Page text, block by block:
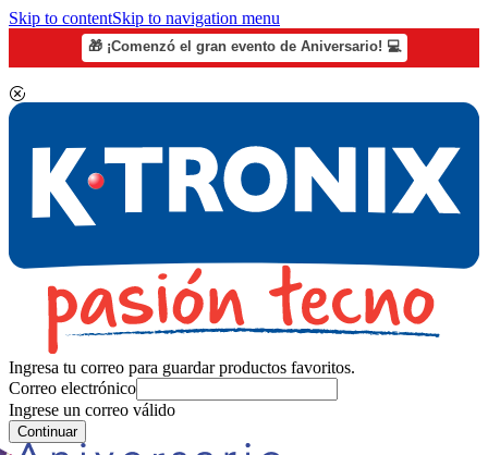
Skip to contentSkip to navigation menu
🎁 ¡Comenzó el gran evento de Aniversario! 💻
Ingresa tu correo para guardar productos favoritos.
Correo electrónico
Ingrese un correo válido
Continuar